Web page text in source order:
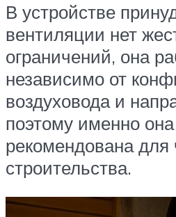
В устройстве
вентиляции нет
ограничений, она
независимо от
воздуховода и
поэтому именно она
рекомендована для
строительства.